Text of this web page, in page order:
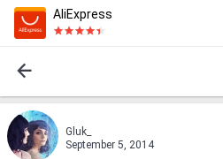
AliExpress
Gluk_
September 5, 2014